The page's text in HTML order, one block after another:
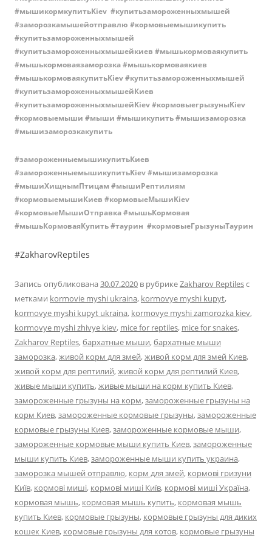
#мышикормкупитьKiev #купитьзамороженныхмышей
#заморозкамышейотправлю #кормовыемышикупить
#купитьзамороженныхмышей
#купитьзамороженныхмышейкиев #мышькормоваякупить
#мышькормоваязаморозка #мышькормоваякиев
#мышькормоваякупитьKiev #купитьзамороженныхмышей
#купитьзамороженныхмышейКиев
#купитьзамороженныхмышейKiev #кормовыегрызуныKiev
#кормовыемыши #мыши #мышикупить #мышизаморозка
#мышизаморозкакупить
#замороженныемышикупитьКиев
#замороженныемышикупитьKiev #мышизаморозка
#мышиХищнымПтицам #мышиРептилиям
#кормовыемышиКиев #кормовыеМышиKiev
#кормовыеМышиОтправка #мышьКормовая
#мышьКормоваяКупить #таурин #кормовыеГрызуныТаурин
#ZakharovReptiles
Запись опубликована30.07.2020 в рубрикеZakharov Reptilesс
метками kormovie myshi ukraina, kormovye myshi kupyt,
kormovye myshi kupyt ukraina, kormovye myshi zamorozka kiev,
kormovye myshi zhivye kiev, mice for reptiles, mice for snakes,
Zakharov Reptiles,бархатные мыши,бархатные мыши
заморозка,живой корм для змей,живой корм для змей Киев,
живой корм для рептилий,живой корм для рептилий Киев,
живые мыши купить,живые мыши на корм купить Киев,
замороженные грызуны на корм,замороженные грызуны на
корм Киев,замороженные кормовые грызуны,замороженные
кормовые грызуны Киев,замороженные кормовые мыши,
замороженные кормовые мыши купить Киев,замороженные
мыши купить Киев,замороженные мыши купить украина,
заморозка мышей отправлю, корм для змей, кормові гризуни
Київ, кормові миші, кормові миші Київ, кормові миші Україна,
кормовая мышь, кормовая мышь купить, кормовая мышь
купить Киев, кормовые грызуны, кормовые грызуны для диких
кошек Киев, кормовые грызуны для котов, кормовые грызуны